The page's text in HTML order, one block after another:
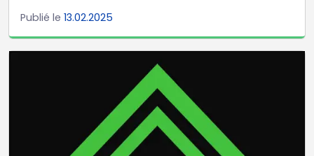
Publié le 13.02.2025